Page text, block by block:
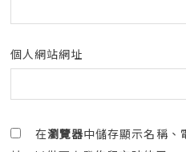
個人網站網址
在瀏覽器中儲存顯示名稱、